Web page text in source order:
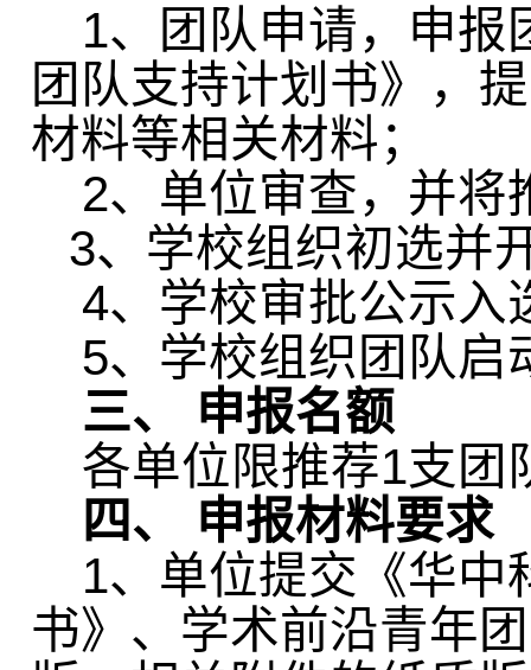
1、团队申请，申报
团队支持计划书》，
材料等相关材料；
2、单位审查，并将
3、学校组织初选并
4、学校审批公示入
5、学校组织团队启
三、 申报名额
各单位限推荐1支团
四、 申报材料要求
1、单位提交《华中
书》、学术前沿青年